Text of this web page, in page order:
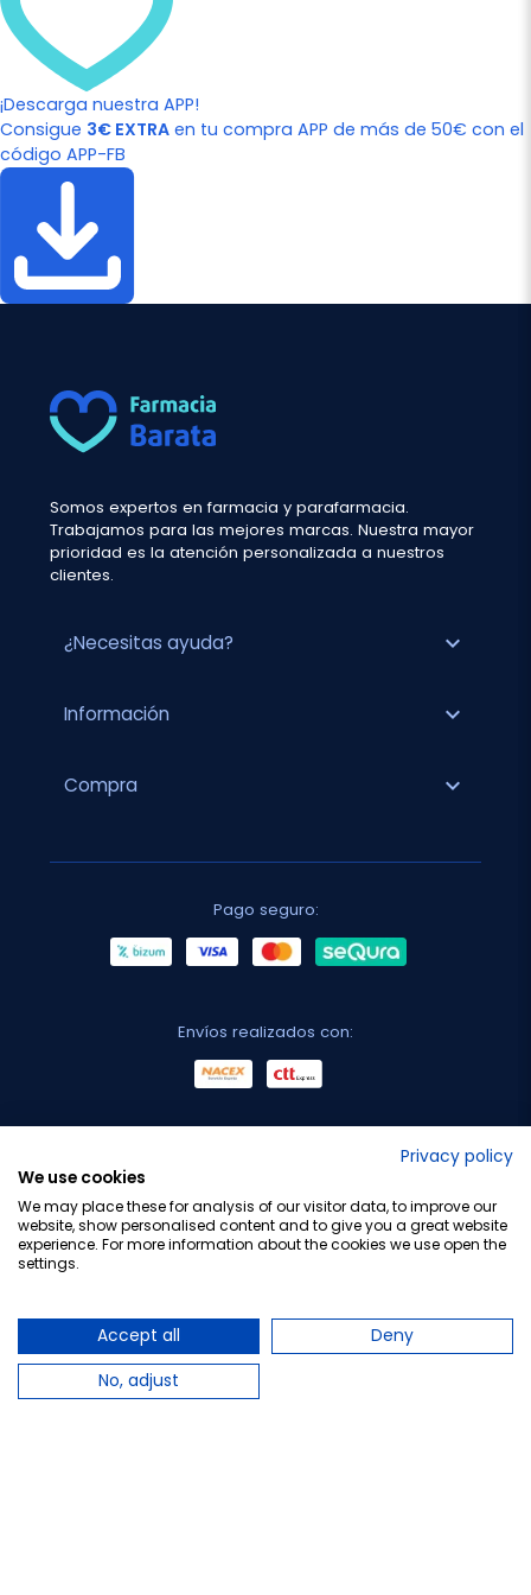
¡Descarga nuestra APP!
Consigue 3€ EXTRA en tu compra APP de más de 50€ con el
código APP-FB
Somos expertos en farmacia y parafarmacia.
Trabajamos para las mejores marcas. Nuestra mayor
prioridad es la atención personalizada a nuestros
clientes.
¿Necesitas ayuda? expand_more
Información expand_more
Compra expand_more
Pago seguro:
Envíos realizados con:
Privacy policy
We use cookies
We may place these for analysis of our visitor data, to improve our
website, show personalised content and to give you a great website
experience. For more information about the cookies we use open the
settings.
Accept all
Deny
No, adjust